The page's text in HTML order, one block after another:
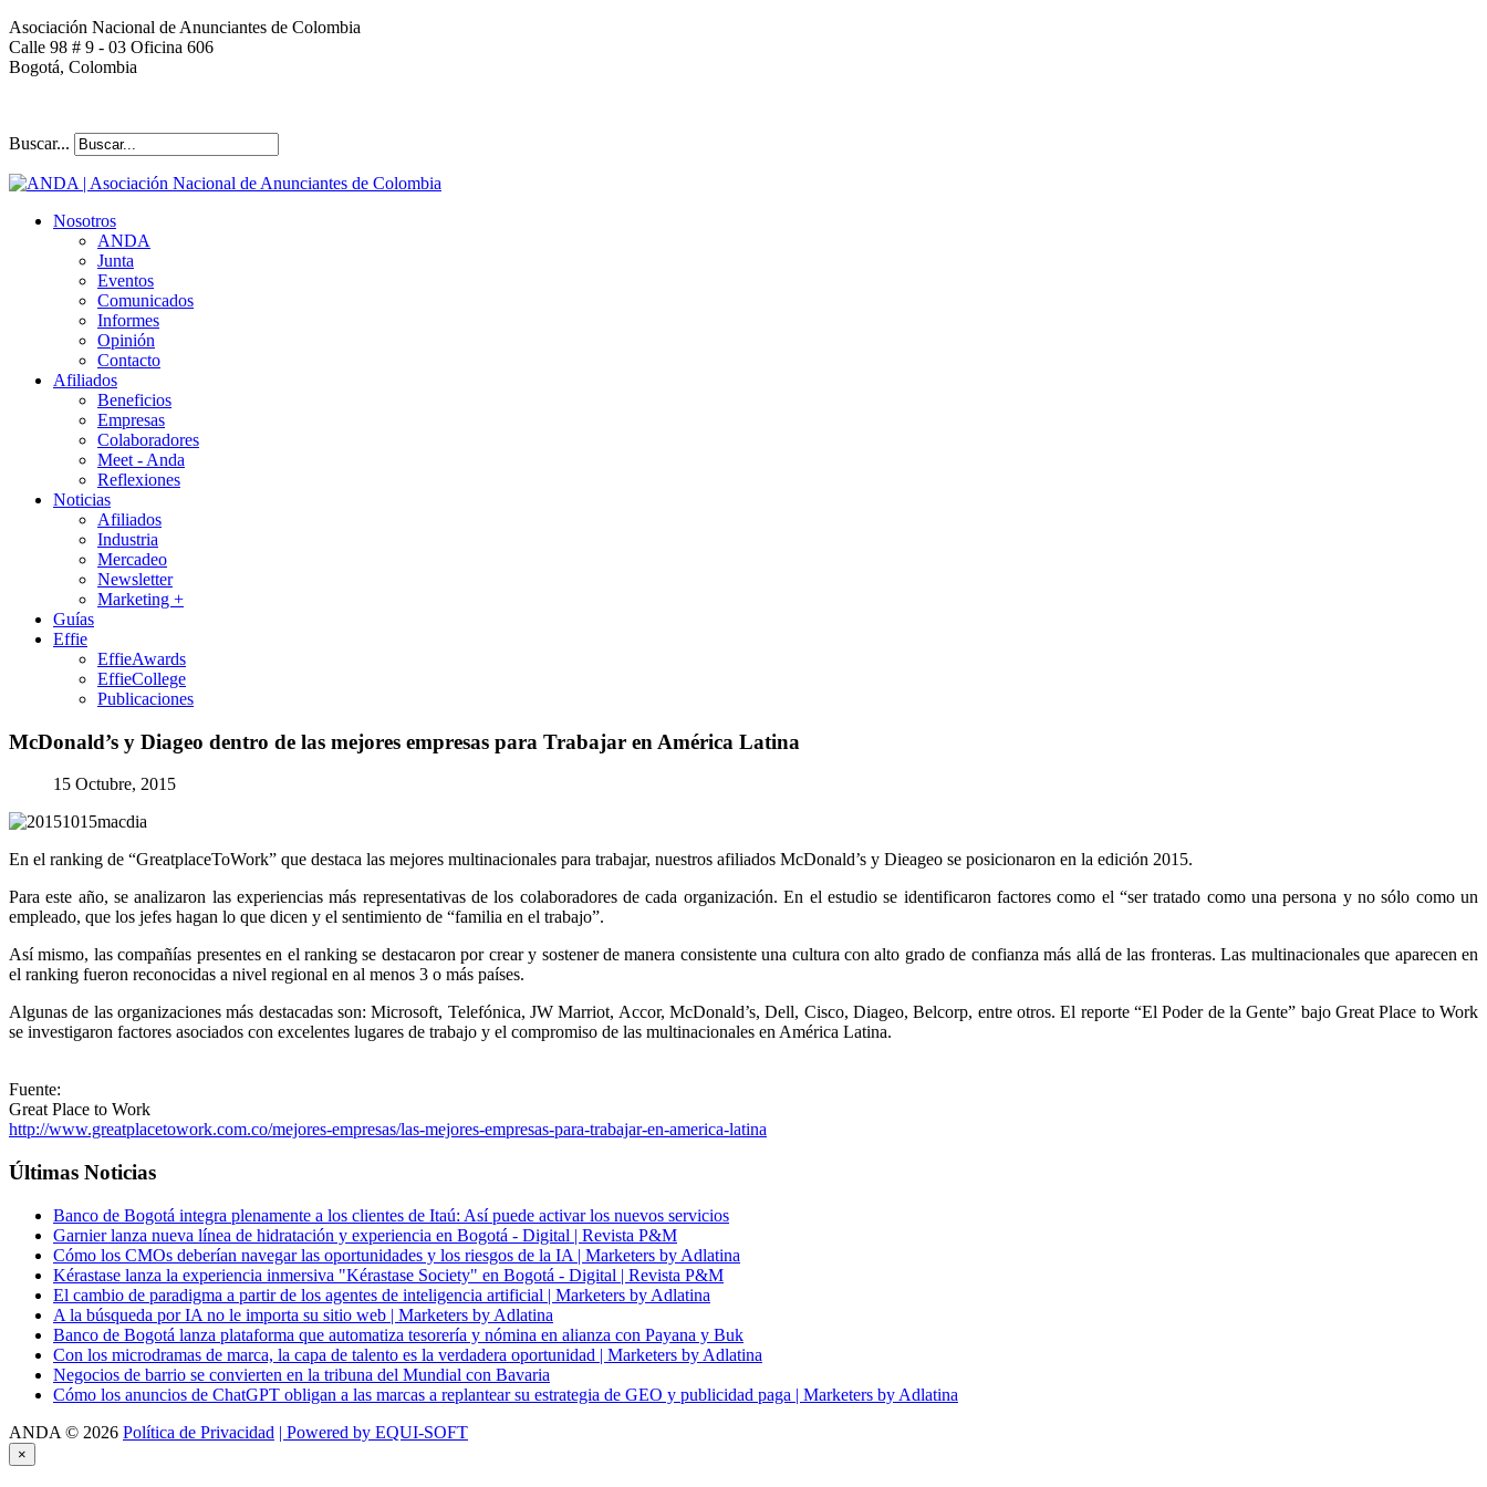
Asociación Nacional de Anunciantes de Colombia
Calle 98 # 9 - 03 Oficina 606
Bogotá, Colombia
Buscar...
Nosotros
ANDA
Junta
Eventos
Comunicados
Informes
Opinión
Contacto
Afiliados
Beneficios
Empresas
Colaboradores
Meet - Anda
Reflexiones
Noticias
Afiliados
Industria
Mercadeo
Newsletter
Marketing +
Guías
Effie
EffieAwards
EffieCollege
Publicaciones
McDonald’s y Diageo dentro de las mejores empresas para Trabajar en América Latina
15 Octubre, 2015
En el ranking de “GreatplaceToWork” que destaca las mejores multinacionales para trabajar, nuestros afiliados McDonald’s y Dieageo se posicionaron en la edición 2015.
Para este año, se analizaron las experiencias más representativas de los colaboradores de cada organización. En el estudio se identificaron factores como el “ser tratado como una persona y no sólo como un
empleado, que los jefes hagan lo que dicen y el sentimiento de “familia en el trabajo”.
Así mismo, las compañías presentes en el ranking se destacaron por crear y sostener de manera consistente una cultura con alto grado de confianza más allá de las fronteras. Las multinacionales que aparecen en
el ranking fueron reconocidas a nivel regional en al menos 3 o más países.
Algunas de las organizaciones más destacadas son: Microsoft, Telefónica, JW Marriot, Accor, McDonald’s, Dell, Cisco, Diageo, Belcorp, entre otros. El reporte “El Poder de la Gente” bajo Great Place to Work
se investigaron factores asociados con excelentes lugares de trabajo y el compromiso de las multinacionales en América Latina.
Fuente:
Great Place to Work
http://www.greatplacetowork.com.co/mejores-empresas/las-mejores-empresas-para-trabajar-en-america-latina
Últimas Noticias
Banco de Bogotá integra plenamente a los clientes de Itaú: Así puede activar los nuevos servicios
Garnier lanza nueva línea de hidratación y experiencia en Bogotá - Digital | Revista P&M
Cómo los CMOs deberían navegar las oportunidades y los riesgos de la IA | Marketers by Adlatina
Kérastase lanza la experiencia inmersiva "Kérastase Society" en Bogotá - Digital | Revista P&M
El cambio de paradigma a partir de los agentes de inteligencia artificial | Marketers by Adlatina
A la búsqueda por IA no le importa su sitio web | Marketers by Adlatina
Banco de Bogotá lanza plataforma que automatiza tesorería y nómina en alianza con Payana y Buk
Con los microdramas de marca, la capa de talento es la verdadera oportunidad | Marketers by Adlatina
Negocios de barrio se convierten en la tribuna del Mundial con Bavaria
Cómo los anuncios de ChatGPT obligan a las marcas a replantear su estrategia de GEO y publicidad paga | Marketers by Adlatina
ANDA © 2026 Política de Privacidad | Powered by EQUI-SOFT
×